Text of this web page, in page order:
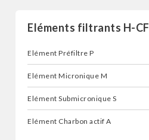
Eléments filtrants H-CF
Elément Préfiltre P
Elément Micronique M
Elément Submicronique S
Elément Charbon actif A